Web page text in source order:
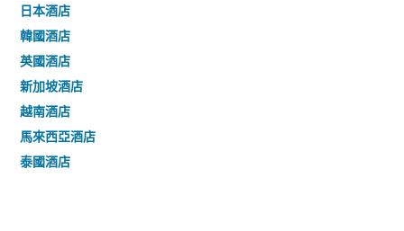
日本酒店
韓國酒店
英國酒店
新加坡酒店
越南酒店
馬來西亞酒店
泰國酒店